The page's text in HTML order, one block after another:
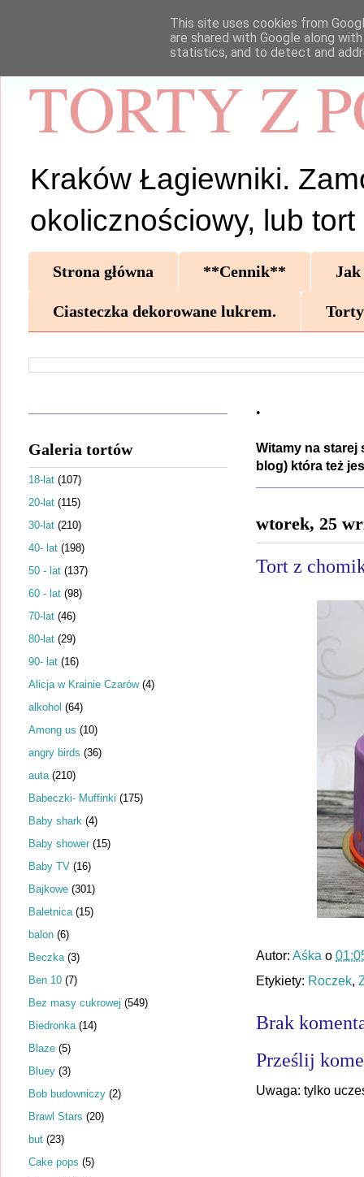
TORTY Z
Kraków Łagiewniki.
okolicznościowy, lub tort
Strona główna **Cennik** Jak
Ciasteczka dekorowane lukrem.
.
Witamy na starej
blog) która też
wtorek, 25
Tort z
Autor: Aśka o
Etykiety: Roczek,
Brak
Prześlij
Uwaga: tylko
Galeria tortów
18-lat (107)
20-lat (115)
30-lat (210)
40- lat (198)
50 - lat (137)
60 - lat (98)
70-lat (46)
80-lat (29)
90- lat (16)
Alicja w Krainie Czarów (4)
alkohol (64)
Among us (10)
angry birds (36)
auta (210)
Babeczki- Muffinki (175)
Baby shark (4)
Baby shower (15)
Baby TV (16)
Bajkowe (301)
Baletnica (15)
balon (6)
Beczka (3)
Ben 10 (7)
Bez masy cukrowej (549)
Biedronka (14)
Blaze (5)
Bluey (3)
Bob budowniczy (2)
Brawl Stars (20)
but (23)
Cake pops (5)
This site uses cookies from
are shared with Google along
statistics, and to detect and